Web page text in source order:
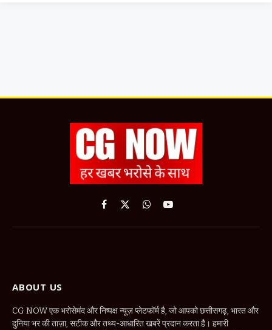
Facebook
X
WhatsApp
YouTube
ABOUT US
CG NOW एक भरोसेमंद और निष्पक्ष न्यूज़ प्लेटफॉर्म है, जो आपको छत्तीसगढ़, भारत और
दुनिया भर की ताज़ा, सटीक और तथ्य-आधारित खबरें प्रदान करता है। हमारी